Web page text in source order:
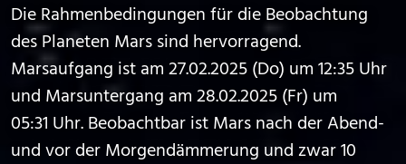
Die Rahmenbedingungen für die Beobachtung
des Planeten Mars sind hervorragend.
Marsaufgang ist am 27.02.2025 (Do) um 12:35 Uhr
und Marsuntergang am 28.02.2025 (Fr) um
05:31 Uhr. Beobachtbar ist Mars nach der Abend-
und vor der Morgendämmerung und zwar 10